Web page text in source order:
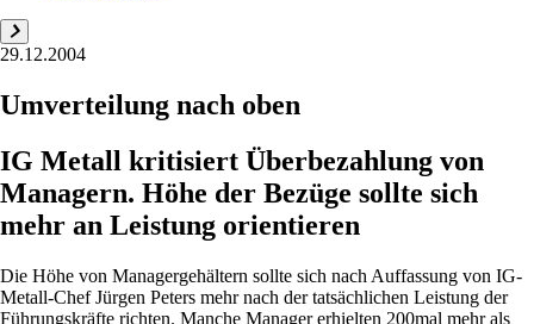
29.12.2004
Umverteilung nach oben
IG Metall kritisiert Überbezahlung von
Managern. Höhe der Bezüge sollte sich
mehr an Leistung orientieren
Die Höhe von Managergehältern sollte sich nach Auffassung von IG-
Metall-Chef Jürgen Peters mehr nach der tatsächlichen Leistung der
Führungskräfte richten. Manche Manager erhielten 200mal mehr als